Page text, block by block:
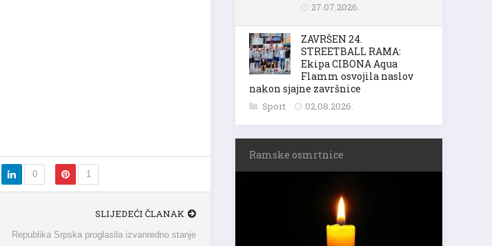
0 1
SLIJEDEĆI ČLANAK
Republika Srpska proglasila izvanredno stanje
27.07.2026.
ZAVRŠEN 24.
STREETBALL RAMA:
Ekipa CIBONA Aqua
Flamm osvojila naslov
nakon sjajne završnice
Sport 02.08.2026.
Ramske osmrtnice